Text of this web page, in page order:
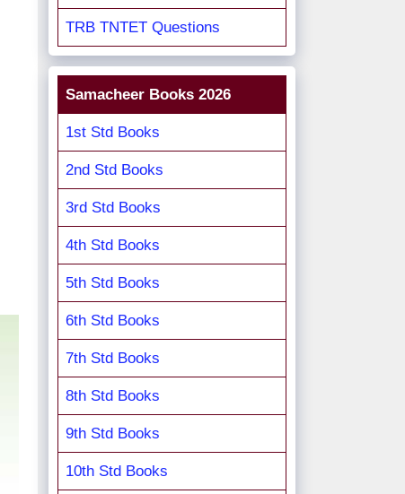
TRB TNTET Questions
Samacheer Books 2026
1st Std Books
2nd Std Books
3rd Std Books
4th Std Books
5th Std Books
6th Std Books
7th Std Books
8th Std Books
9th Std Books
10th Std Books